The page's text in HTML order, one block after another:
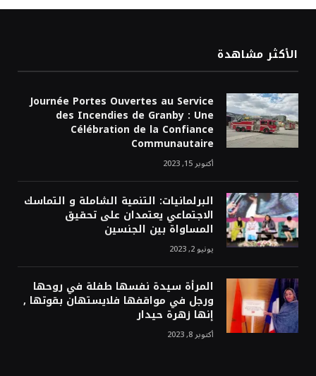
الأكثر مشاهدة
Journée Portes Ouvertes au Service
des Incendies de Granby : Une
Célébration de la Confiance
Communautaire
أكتوبر 15, 2023
البرلمانيات: التنمية الشاملة و التماسك
الاجتماعي يعتمدان على تحقيق
المساواة بين الجنسين
يونيو 2, 2023
المرأة سيدة نفسها طفلة في روحها
ورجل في مواقفها فلايستهان بقوتها ,
إنها زهرة حيدار
أكتوبر 8, 2023